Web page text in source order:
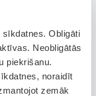
Obligāti
Neobligātās
piekrišanu.
noraidīt
zemāk
iegādes –
servisa
tehnisko